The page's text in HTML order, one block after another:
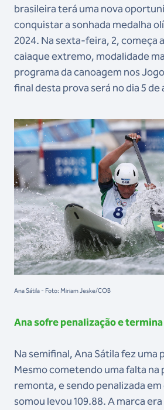
brasileira terá uma nova
conquistar a sonhada medalha
2024. Na sexta-feira, 2, começa
caiaque extremo, modalidade
programa da canoagem nos
final desta prova será no dia 5 de
Ana Sátila - Foto: Miriam Jeske/COB
Ana sofre penalização e
Na semifinal, Ana Sátila fez uma
Mesmo cometendo uma falta na
remonta, e sendo penalizada
somou levou 109.88. A marca